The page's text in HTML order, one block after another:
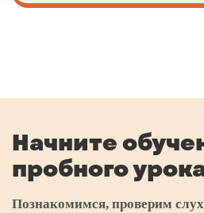
Начните
пробного
Познакомимся, проверим